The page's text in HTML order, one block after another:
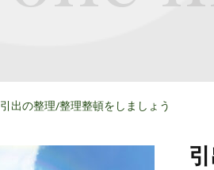
引出の整理/整理整頓をしましょう